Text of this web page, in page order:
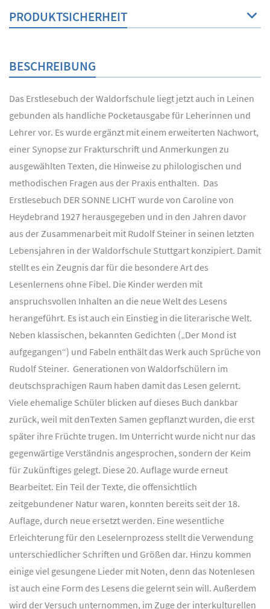
PRODUKTSICHERHEIT
BESCHREIBUNG
Das Erstlesebuch der Waldorfschule liegt jetzt auch in Leinen
gebunden als handliche Pocketausgabe für Leherinnen und
Lehrer vor. Es wurde ergänzt mit einem erweiterten Nachwort,
einer Synopse zur Frakturschrift und Anmerkungen zu
ausgewählten Texten, die Hinweise zu philologischen und
methodischen Fragen aus der Praxis enthalten. Das
Erstlesebuch DER SONNE LICHT wurde von Caroline von
Heydebrand 1927 herausgegeben und in den Jahren davor
aus der Zusammenarbeit mit Rudolf Steiner in seinen letzten
Lebensjahren in der Waldorfschule Stuttgart konzipiert. Damit
stellt es ein Zeugnis dar für die besondere Art des
Lesenlernens ohne Fibel. Die Kinder werden mit
anspruchsvollen Inhalten an die neue Welt des Lesens
herangeführt. Es ist auch ein Einstieg in die literarische Welt.
Neben klassischen, bekannten Gedichten („Der Mond ist
aufgegangen“) und Fabeln enthält das Werk auch Sprüche von
Rudolf Steiner. Generationen von Waldorfschülern im
deutschsprachigen Raum haben damit das Lesen gelernt.
Viele ehemalige Schüler blicken auf dieses Buch dankbar
zurück, weil mit denTexten Samen gepflanzt wurden, die erst
später ihre Früchte trugen. Im Unterricht wurde nicht nur das
gegenwärtige Verständnis angesprochen, sondern der Keim
für Zukünftiges gelegt. Diese 20. Auflage wurde erneut
Bearbeitet. Ein Teil der Texte, die offensichtlich
zeitgebundener Natur waren, konnten bereits seit der 18.
Auflage, durch neue ersetzt werden. Eine wesentliche
Erleichterung für den Leselernprozess stellt die Verwendung
unterschiedlicher Schriften und Größen dar. Hinzu kommen
einige viel gesungene Lieder mit Noten, denn das Notenlesen
ist auch eine Form des Lesens die gelernt sein will. Außerdem
wird der Versuch unternommen, im Zuge der interkulturellen